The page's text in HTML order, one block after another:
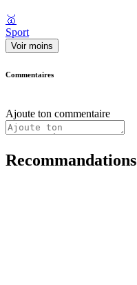
🥇
Sport
Voir moins
Commentaires
Ajoute ton commentaire
Recommandations